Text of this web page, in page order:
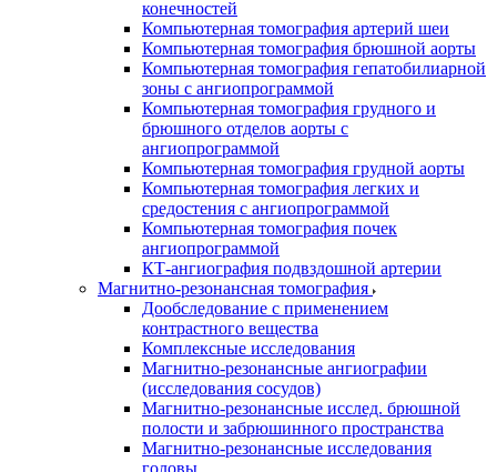
конечностей
Компьютерная томография артерий шеи
Компьютерная томография брюшной аорты
Компьютерная томография гепатобилиарной
зоны с ангиопрограммой
Компьютерная томография грудного и
брюшного отделов аорты с
ангиопрограммой
Компьютерная томография грудной аорты
Компьютерная томография легких и
средостения с ангиопрограммой
Компьютерная томография почек
ангиопрограммой
КТ-ангиография подвздошной артерии
Магнитно-резонансная томография
Дообследование с применением
контрастного вещества
Комплексные исследования
Магнитно-резонансные ангиографии
(исследования сосудов)
Магнитно-резонансные исслед. брюшной
полости и забрюшинного пространства
Магнитно-резонансные исследования
головы